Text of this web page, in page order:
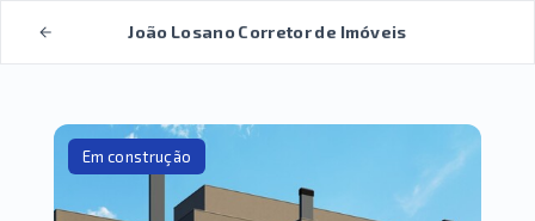
João Losano Corretor de Imóveis
Em construção